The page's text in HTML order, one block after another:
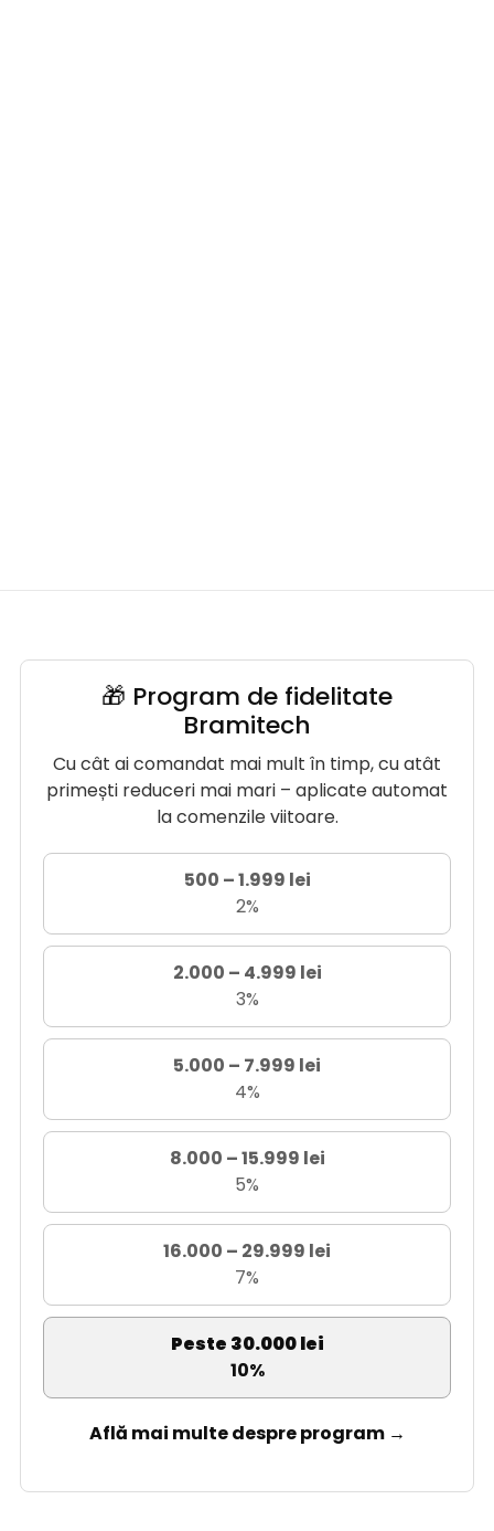
🎁 Program de fidelitate
Bramitech
Cu cât ai comandat mai mult în timp, cu atât
primești reduceri mai mari – aplicate automat
la comenzile viitoare.
500 – 1.999 lei
2%
2.000 – 4.999 lei
3%
5.000 – 7.999 lei
4%
8.000 – 15.999 lei
5%
16.000 – 29.999 lei
7%
Peste 30.000 lei
10%
Află mai multe despre program →